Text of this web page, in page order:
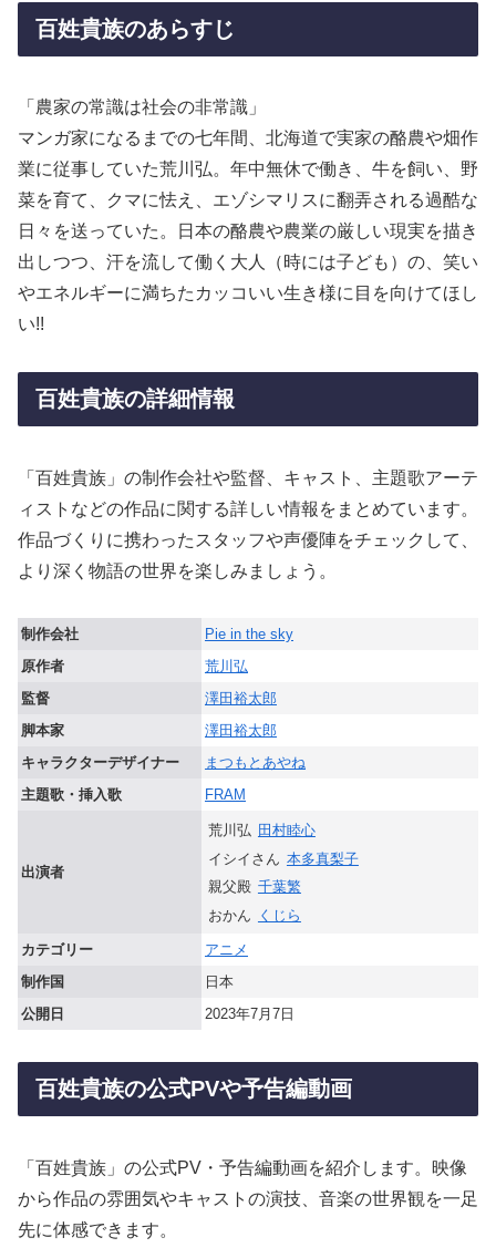
百姓貴族のあらすじ
「農家の常識は社会の非常識」
マンガ家になるまでの七年間、北海道で実家の酪農や畑作
業に従事していた荒川弘。年中無休で働き、牛を飼い、野
菜を育て、クマに怯え、エゾシマリスに翻弄される過酷な
日々を送っていた。日本の酪農や農業の厳しい現実を描き
出しつつ、汗を流して働く大人（時には子ども）の、笑い
やエネルギーに満ちたカッコいい生き様に目を向けてほし
い!!
百姓貴族の詳細情報
「百姓貴族」の制作会社や監督、キャスト、主題歌アーテ
ィストなどの作品に関する詳しい情報をまとめています。
作品づくりに携わったスタッフや声優陣をチェックして、
より深く物語の世界を楽しみましょう。
制作会社
Pie in the sky
原作者
荒川弘
監督
澤田裕太郎
脚本家
澤田裕太郎
キャラクターデザイナー
まつもとあやね
主題歌・挿入歌
FRAM
出演者
荒川弘 田村睦心
イシイさん 本多真梨子
親父殿 千葉繁
おかん
くじら
カテゴリー
アニメ
制作国
日本
公開日
2023年7月7日
百姓貴族の公式PVや予告編動画
「百姓貴族」の公式PV・予告編動画を紹介します。映像
から作品の雰囲気やキャストの演技、音楽の世界観を一足
先に体感できます。